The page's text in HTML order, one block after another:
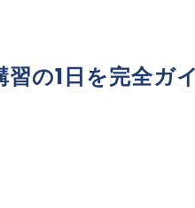
習の1日を完全ガ